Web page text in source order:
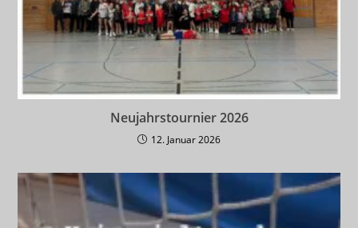
Neujahrstournier 2026
12. Januar 2026